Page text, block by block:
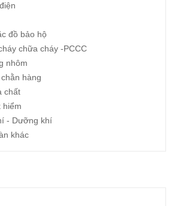
đồ bảo hộ
chữa cháy -PCCC
nhôm
hàng
chất
hiểm
- Dưỡng khí
khác